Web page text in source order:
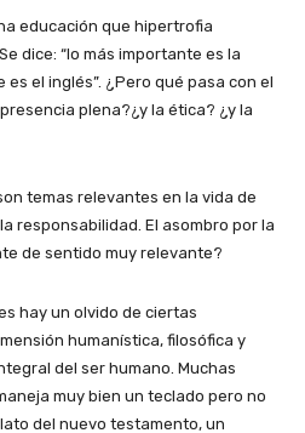
educación que hipertrofia
dice: “lo más importante es la
el inglés”. ¿Pero qué pasa con el
plena?¿y la ética? ¿y la
temas relevantes en la vida de
responsabilidad. El asombro por la
de sentido muy relevante?
hay un olvido de ciertas
humanística, filosófica y
del ser humano. Muchas
muy bien un teclado pero no
del nuevo testamento, un